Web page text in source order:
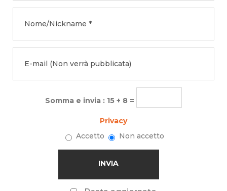
Somma e invia : 15 + 8 =
Privacy
Accetto
Non accetto